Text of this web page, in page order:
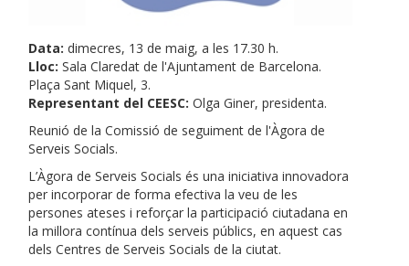
Data:dimecres, 13 de maig, a les 17.30 h.
Lloc:Sala Claredat de l'Ajuntament de Barcelona.
Plaça Sant Miquel, 3.
Representant del CEESC:Olga Giner, presidenta.
Reunió de la Comissió de seguiment de l'Àgora de
Serveis Socials.
L’Àgora de Serveis Socials és una iniciativa innovadora
per incorporar de forma efectiva la veu de les
persones ateses i reforçar la participació ciutadana en
la millora contínua dels serveis públics, en aquest cas
dels Centres de Serveis Socials de la ciutat.